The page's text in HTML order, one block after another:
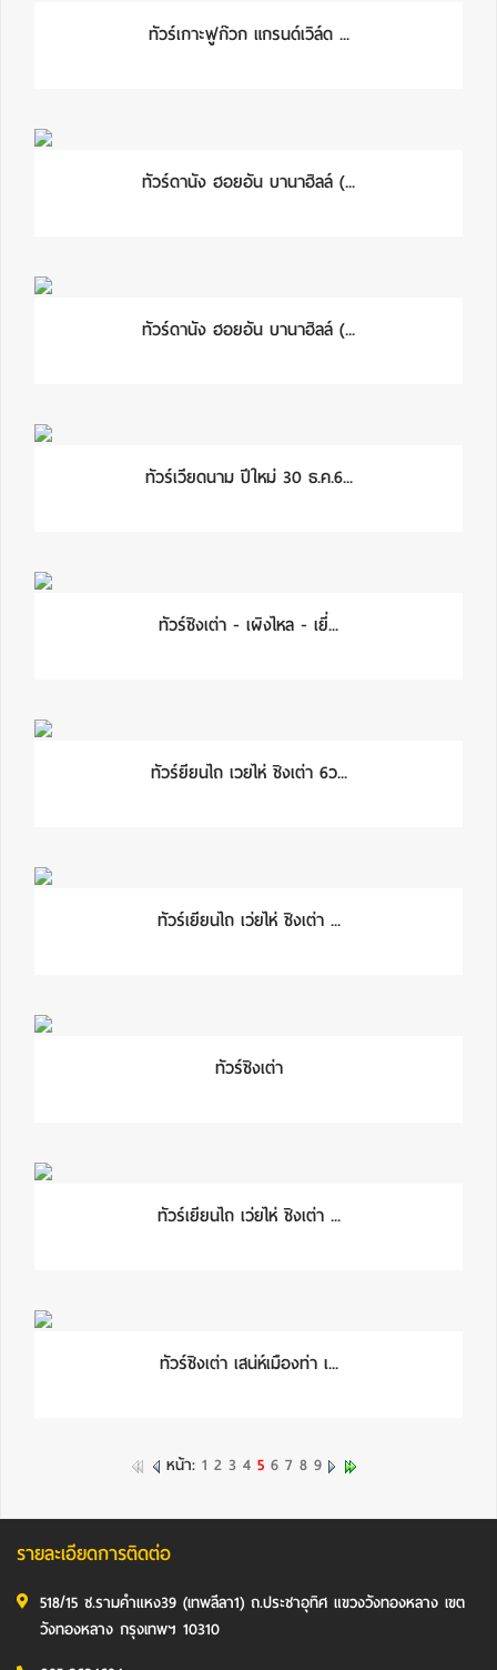
ทัวร์เกาะฟูก๊วก แกรนด์เวิล์ด ...
ทัวร์ดานัง ฮอยอัน บานาฮิลล์ (...
ทัวร์ดานัง ฮอยอัน บานาฮิลล์ (...
ทัวร์เวียดนาม ปีใหม่ 30 ธ.ค.6...
ทัวร์ชิงเต่า - เผิงไหล - เยี่...
ทัวร์ยียนไถ เวยไห่ ชิงเต่า 6ว...
ทัวร์เยียนไถ เว่ยไห่ ชิงเต่า ...
ทัวร์ชิงเต่า
ทัวร์เยียนไถ เว่ยไห่ ชิงเต่า ...
ทัวร์ชิงเต่า เสน่ห์เมืองท่า เ...
หน้า: 1 2 3 4 5 6 7 8 9
รายละเอียดการติดต่อ
518/15 ซ.รามคำแหง39 (เทพลีลา1) ถ.ประชาอุทิศ แขวงวังทองหลาง เขต
วังทองหลาง กรุงเทพฯ 10310